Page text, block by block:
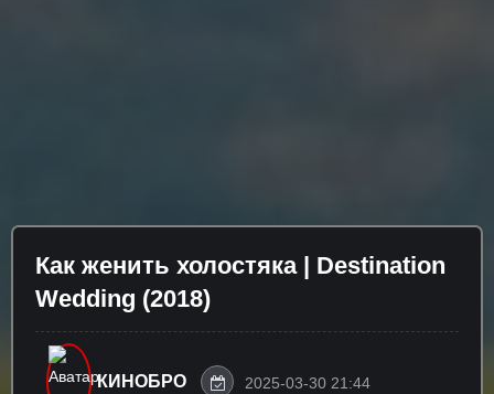
Как женить холостяка | Destination
Wedding (2018)
КИНОБРО 2025-03-30 21:44